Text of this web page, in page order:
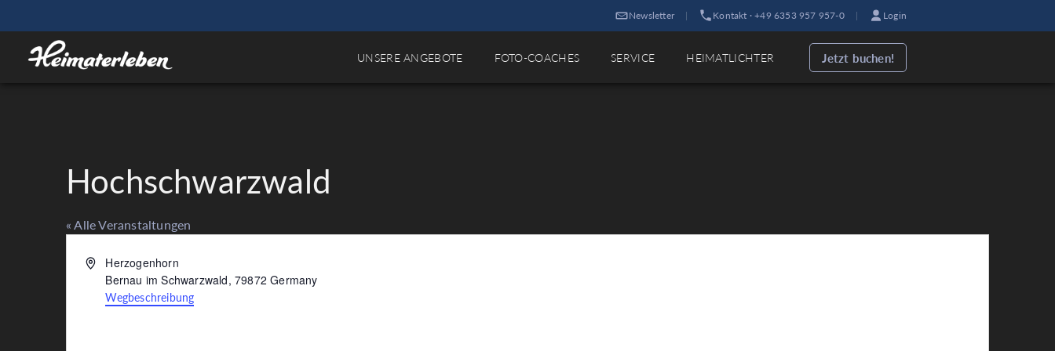
Newsletter | Kontakt · +49 6353 957 957-0 | Login
UNSERE ANGEBOTE FOTO-COACHES SERVICE HEIMATLICHTER Jetzt buchen!
Hochschwarzwald
« Alle Veranstaltungen
AdresseHerzogenhorn
Bernau im Schwarzwald, 79872 Germany
Wegbeschreibung